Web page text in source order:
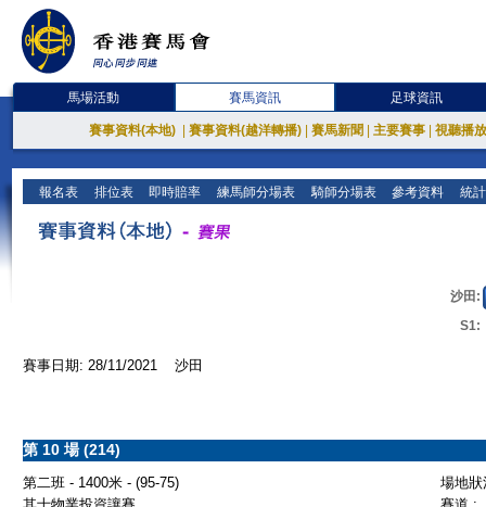
馬場活動 賽馬資訊 足球資訊
賽事資料(本地) 賽事資料(越洋轉播) 賽馬新聞 主要賽事 視聽播
報名表 排位表 即時賠率 練馬師分場表 騎師分場表 參考資料 統
沙田:
S1:
賽事日期: 28/11/2021 沙田
第 10 場 (214)
第二班 - 1400米 - (95-75)
場地